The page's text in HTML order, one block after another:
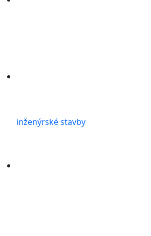
inženýrské stavby